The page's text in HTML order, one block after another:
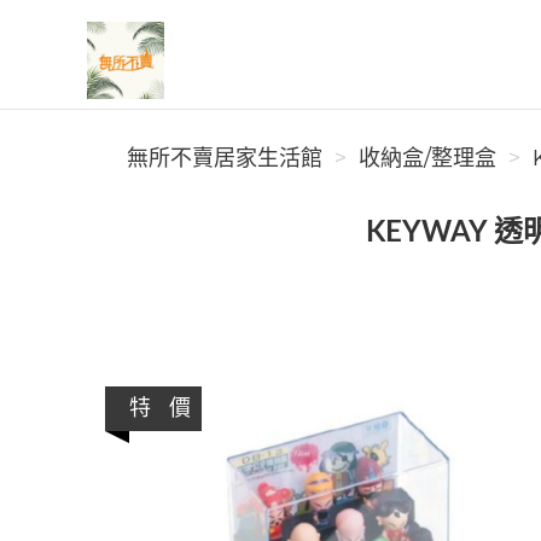
無所不賣居家生活館
無所不賣居家生活館
收納盒/整理盒
KEYWAY 透
特 價